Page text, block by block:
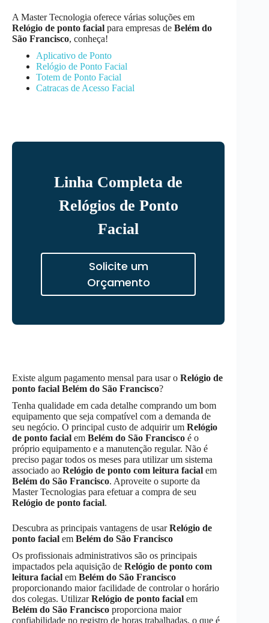
A Master Tecnologia oferece várias soluções em
Relógio de ponto facial para empresas de Belém do
São Francisco, conheça!
Aplicativo de Ponto
Relógio de Ponto Facial
Totem de Ponto Facial
Catracas de Acesso Facial
Linha Completa de
Relógios de Ponto
Facial
Solicite um
Orçamento
Existe algum pagamento mensal para usar o Relógio de
ponto facial Belém do São Francisco?
Tenha qualidade em cada detalhe comprando um bom
equipamento que seja compatível com a demanda de
seu negócio. O principal custo de adquirir um Relógio
de ponto facial em Belém do São Francisco é o
próprio equipamento e a manutenção regular. Não é
preciso pagar todos os meses para utilizar um sistema
associado ao Relógio de ponto com leitura facial em
Belém do São Francisco. Aproveite o suporte da
Master Tecnologias para efetuar a compra de seu
Relógio de ponto facial.
Descubra as principais vantagens de usarRelógio de
ponto facial em Belém do São Francisco
Os profissionais administrativos são os principais
impactados pela aquisição de Relógio de ponto com
leitura facial em Belém do São Francisco
proporcionando maior facilidade de controlar o horário
dos colegas. UtilizarRelógio de ponto facial em
Belém do São Francisco proporciona maior
confiabilidade no registro de horas trabalhadas, o que é